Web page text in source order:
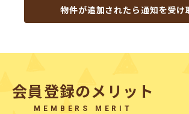
物件が追加されたら通知を受け
会員登録のメリット
MEMBERS MERIT